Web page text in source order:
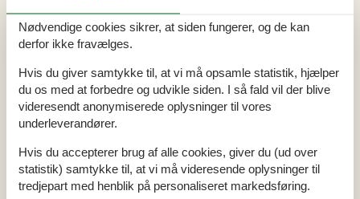
EL ekskl.
Feriehus 67 m²
Helårsisoleret
Opvarmning alternativ, Varmepumpe
Opvarmning, Elvarme
Panoramaudsigt over vand
Renoveret 2023
Selvbetjent check-in
Støvsuger
Vand inkl.
El artikler
1 TV
Nødvendige cookies sikrer, at siden fungerer, og de kan
derfor ikke fravælges.
Hvis du giver samtykke til, at vi må opsamle statistik, hjælper
du os med at forbedre og udvikle siden. I så fald vil der blive
videresendt anonymiserede oplysninger til vores
underleverandører.
Hvis du accepterer brug af alle cookies, giver du (ud over
statistik) samtykke til, at vi må videresende oplysninger til
tredjepart med henblik på personaliseret markedsføring.